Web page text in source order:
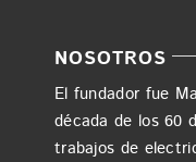
NOSOTROS
El fundador fue
década de los 60
trabajos de